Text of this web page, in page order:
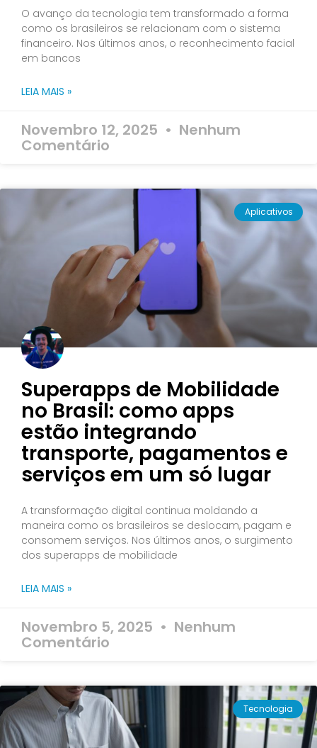
O avanço da tecnologia tem transformado a forma
como os brasileiros se relacionam com o sistema
financeiro. Nos últimos anos, o reconhecimento facial
em bancos
LEIA MAIS »
Novembro 12, 2025 Nenhum
Comentário
Aplicativos
Superapps de Mobilidade
no Brasil: como apps
estão integrando
transporte, pagamentos e
serviços em um só lugar
A transformação digital continua moldando a
maneira como os brasileiros se deslocam, pagam e
consomem serviços. Nos últimos anos, o surgimento
dos superapps de mobilidade
LEIA MAIS »
Novembro 5, 2025 Nenhum
Comentário
Tecnologia